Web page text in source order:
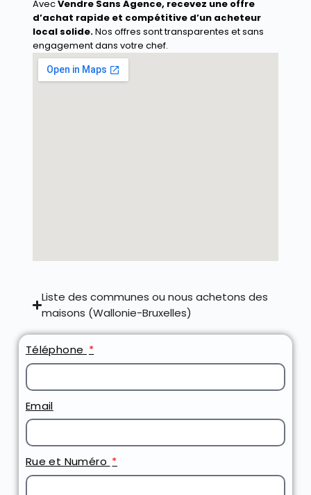
AvecVendre Sans Agence, recevez une offre
d’achat rapide et compétitive d’un acheteur
local solide.Nos offres sont transparentes et sans
engagement dans votre chef.
Liste des communes ou nous achetons des
maisons (Wallonie-Bruxelles)
Téléphone
Email
Rue et Numéro